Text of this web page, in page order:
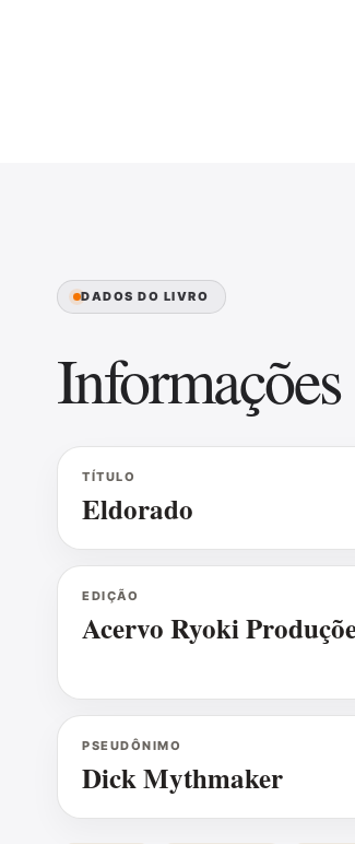
DADOS DO LIVRO
TÍTULO
Eldorado
EDIÇÃO
Acervo Ryoki
PSEUDÔNIMO
Dick Mythmaker